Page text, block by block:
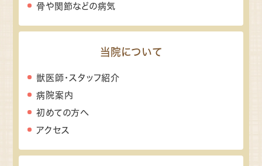
骨や関節などの病気
当院について
獣医師・スタッフ紹介
病院案内
初めての方へ
アクセス